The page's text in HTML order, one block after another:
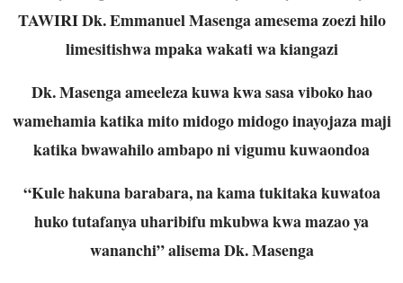
TAWIRI Dk. Emmanuel Masenga amesema zoezi hilo
limesitishwa mpaka wakati wa kiangazi
Dk. Masenga ameeleza kuwa kwa sasa viboko hao
wamehamia katika mito midogo midogo inayojaza maji
katika bwawahilo ambapo ni vigumu kuwaondoa
“Kule hakuna barabara, na kama tukitaka kuwatoa
huko tutafanya uharibifu mkubwa kwa mazao ya
wananchi” alisema Dk. Masenga